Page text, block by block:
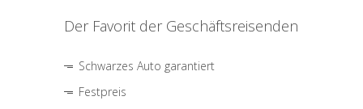
Der Favorit der Geschäftsreisenden
Schwarzes Auto garantiert
Festpreis